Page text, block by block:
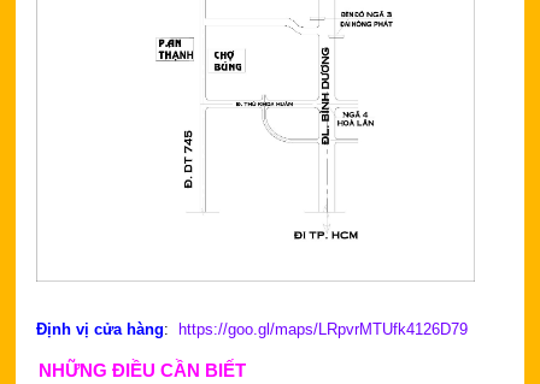
Định vị cửa hàng: https://goo.gl/maps/LRpvrMTUfk4126D79
NHỮNG ĐIỀU CẦN BIẾT